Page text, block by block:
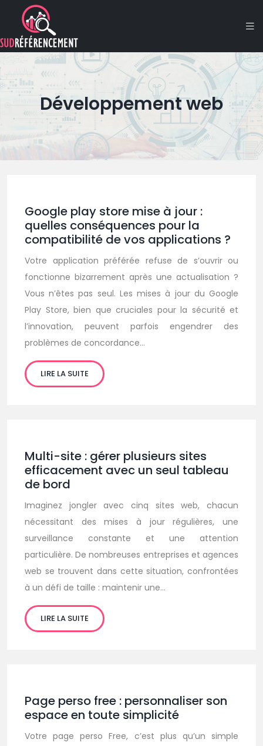
Développement web
Google play store mise à jour :
quelles conséquences pour la
compatibilité de vos applications ?
Votre application préférée refuse de s’ouvrir ou
fonctionne bizarrement après une actualisation ?
Vous n’êtes pas seul. Les mises à jour du Google
Play Store, bien que cruciales pour la sécurité et
l’innovation, peuvent parfois engendrer des
problèmes de concordance…
LIRE LA SUITE
Multi-site : gérer plusieurs sites
efficacement avec un seul tableau
de bord
Imaginez jongler avec cinq sites web, chacun
nécessitant des mises à jour régulières, une
surveillance constante et une attention
particulière. De nombreuses entreprises et agences
web se trouvent dans cette situation, confrontées
à un défi de taille : maintenir une…
LIRE LA SUITE
Page perso free : personnaliser son
espace en toute simplicité
Votre page perso Free, c’est plus qu’un simple